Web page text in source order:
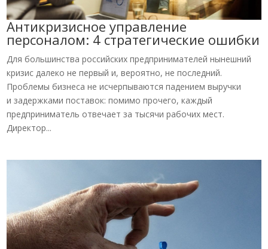
Антикризисное управление
персоналом: 4 стратегические ошибки
Для большинства российских предпринимателей нынешний
кризис далеко не первый и, вероятно, не последний.
Проблемы бизнеса не исчерпываются падением выручки
и задержками поставок: помимо прочего, каждый
предприниматель отвечает за тысячи рабочих мест.
Директор...